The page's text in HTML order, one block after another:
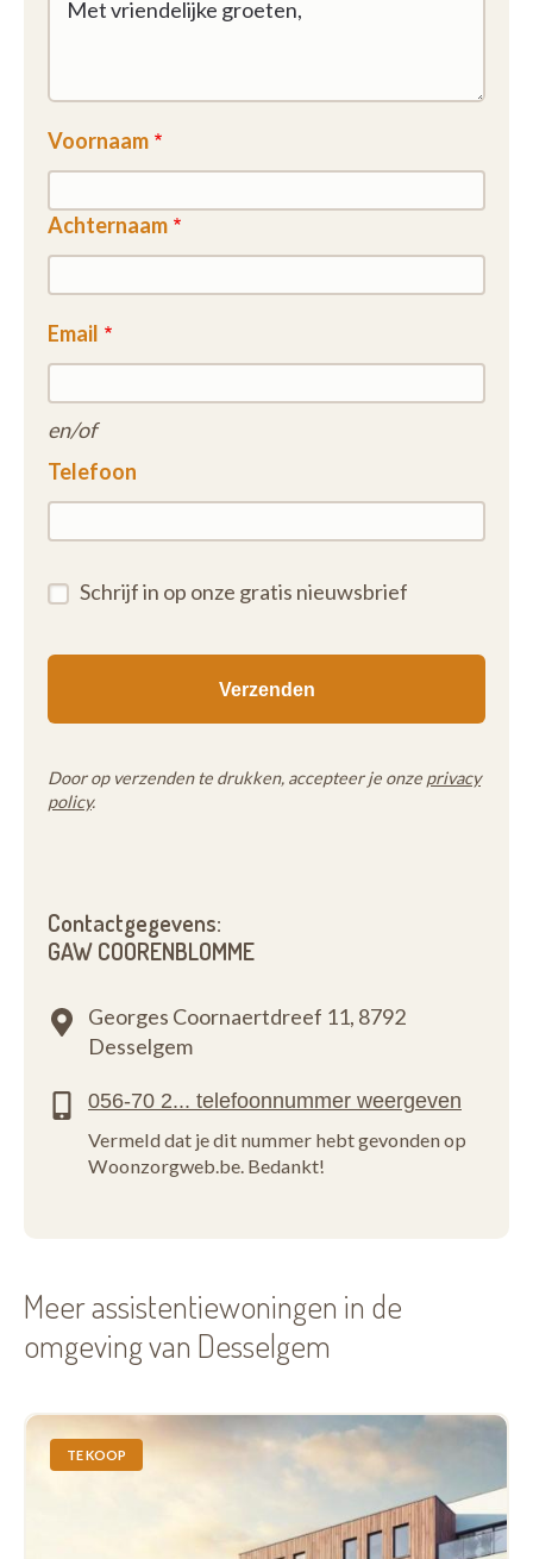
Voornaam
Achternaam
Email
en/of
Telefoon
Schrijf in op onze gratis nieuwsbrief
Door op verzenden te drukken, accepteer je onze privacy
policy.
Contactgegevens:
GAW COORENBLOMME
Georges Coornaertdreef 11, 8792
Desselgem
Vermeld dat je dit nummer hebt gevonden op
Woonzorgweb.be. Bedankt!
Meer assistentiewoningen in de
omgeving van Desselgem
TE KOOP